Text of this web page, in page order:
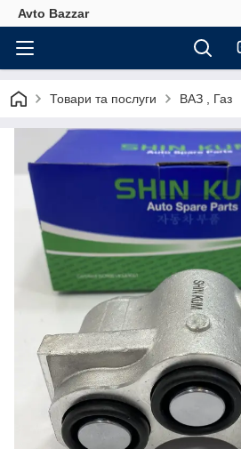
Avto Bazzar
Товари та послуги ВАЗ , Газ